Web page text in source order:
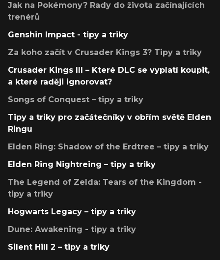
Jak na Pokémony? Rady do života začínajících
trenérů
Genshin Impact - tipy a triky
Za koho začít v Crusader Kings 3? Tipy a triky
Crusader Kings III – Které DLC se vyplatí koupit,
a které raději ignorovat?
Songs of Conquest – tipy a triky
Tipy a triky pro začátečníky v obřím světě Elden
Ringu
Elden Ring: Shadow of the Erdtree – tipy a triky
Elden Ring Nightreing – tipy a triky
The Legend of Zelda: Tears of the Kingdom -
tipy a triky
Hogwarts Legacy – tipy a triky
Dune: Awakening - tipy a triky
Silent Hill 2 – tipy a triky